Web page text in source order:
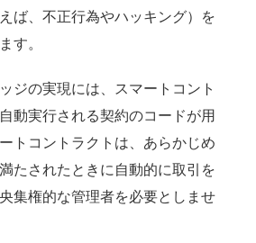
ば、不正行為やハッキング）を
す。
ジの実現には、スマートコント
動実行される契約のコードが用
トコントラクトは、あらかじめ
たされたときに自動的に取引を
集権的な管理者を必要としませ